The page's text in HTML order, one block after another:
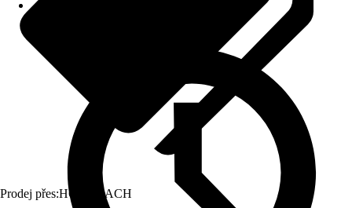
Prodej přes:HORNBACH